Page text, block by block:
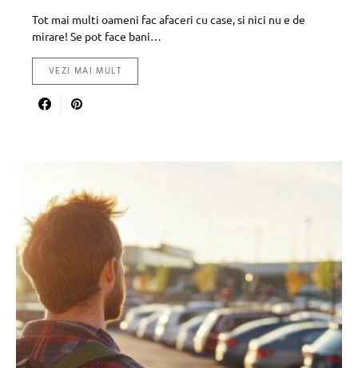
Tot mai multi oameni fac afaceri cu case, si nici nu e de
mirare! Se pot face bani…
VEZI MAI MULT